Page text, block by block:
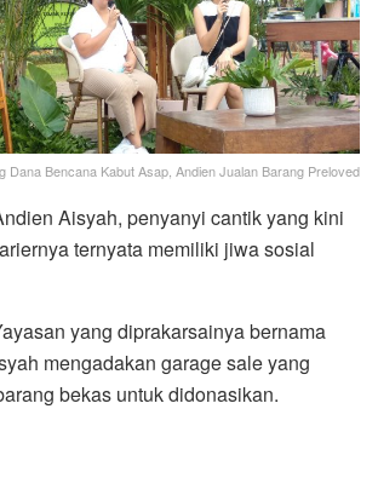
Dana Bencana Kabut Asap, Andien Jualan Barang Preloved
Aisyah, penyanyi cantik yang kini
ternyata memiliki jiwa sosial
yang diprakarsainya bernama
mengadakan garage sale yang
bekas untuk didonasikan.